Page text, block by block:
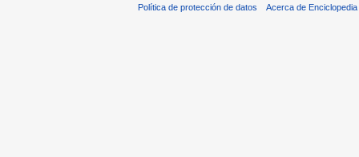
Política de protección de datos Acerca de